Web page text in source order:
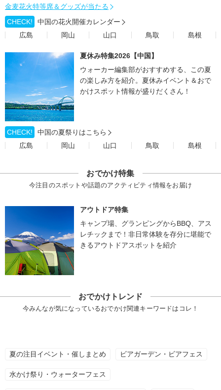
金麦花火特等席＆グッズが当たる
CHECK!
中国の花火開催カレンダー
広島
岡山 山口 鳥取 島根
夏休み特集2026【中国】
ウォーカー編集部がおすすめする、この夏
の楽しみ方を紹介。夏休みイベント＆おで
かけスポット情報が盛りだくさん！
CHECK!
中国の夏祭りはこちら
広島
岡山 山口 鳥取 島根
おでかけ特集
今注目のスポットや話題のアクティビティ情報をお届け
アウトドア特集
キャンプ場、グランピングからBBQ、アス
レチックまで！非日常体験を存分に堪能で
きるアウトドアスポットを紹介
おでかけトレンド
今みんなが気になっているおでかけ関連キーワードはコレ！
夏の注目イベント・催しまとめ ビアガーデン・ビアフェス
水かけ祭り・ウォーターフェス